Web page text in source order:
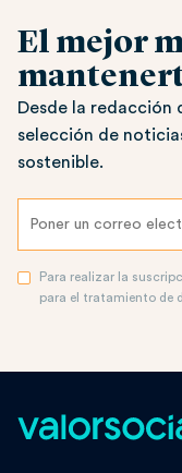
El mejor
Desde la redacción
selección de
sostenible.
Para realizar la
para el tratamiento de